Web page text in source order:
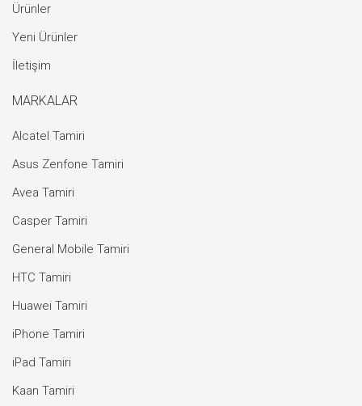
Ürünler
Yeni Ürünler
İletişim
MARKALAR
Alcatel Tamiri
Asus Zenfone Tamiri
Avea Tamiri
Casper Tamiri
General Mobile Tamiri
HTC Tamiri
Huawei Tamiri
iPhone Tamiri
iPad Tamiri
Kaan Tamiri